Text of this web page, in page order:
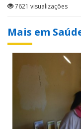
7621 visualizações
Mais em